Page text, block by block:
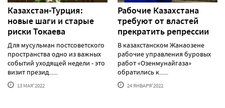
Казахстан-Турция:
новые шаги и старые
риски Токаева
Для мусульман постсоветского
пространства одно из важных
событий уходящей недели - это
визит презид......
13 МАЯ'2022
Рабочие Казахстана
требуют от властей
прекратить репрессии
В казахстанском Жанаозене
рабочие управления буровых
работ «Озенмунайгаза»
обратились к......
24 ЯНВАРЯ'2022